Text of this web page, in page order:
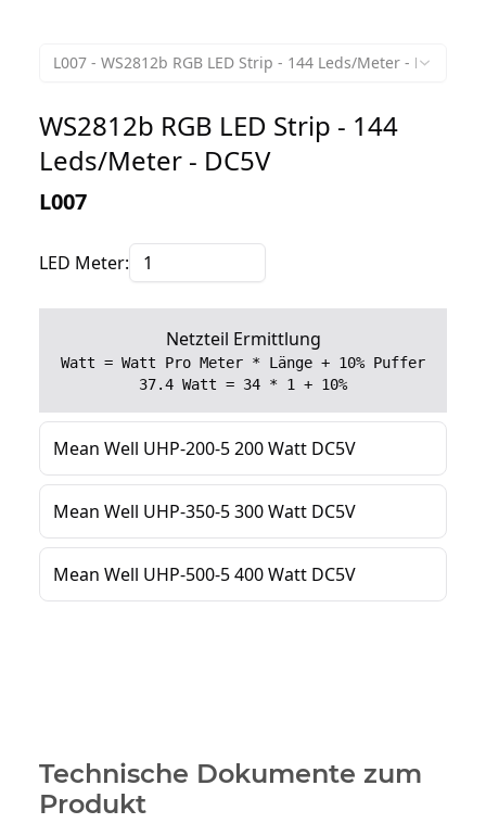
Technische Dokumente zum
Produkt